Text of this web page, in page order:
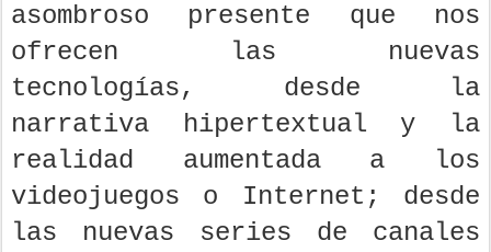
asombroso presente que nos
ofrecen las nuevas
tecnologías, desde la
narrativa hipertextual y la
realidad aumentada a los
videojuegos o Internet; desde
las nuevas series de canales